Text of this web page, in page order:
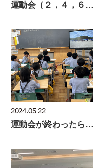
運動会（２，４，６年）
2024.05.22
運動会が終わったら…